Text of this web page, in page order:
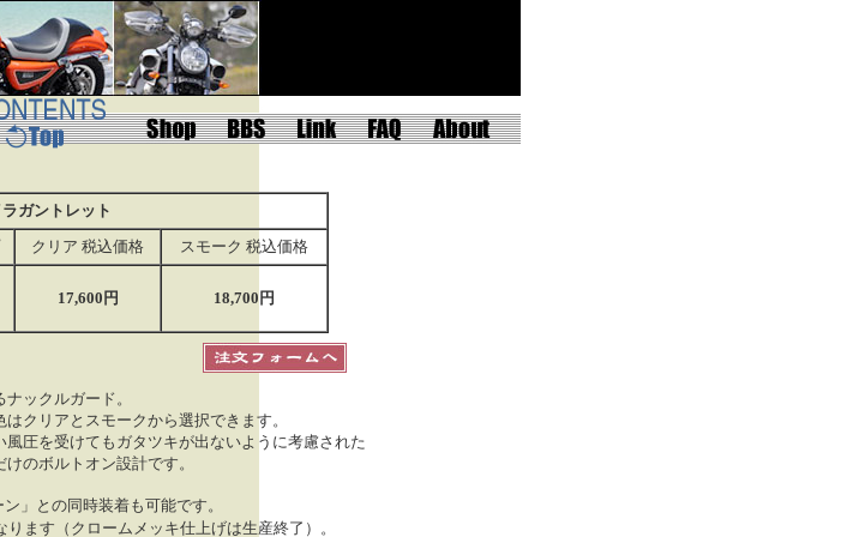
ガントレット
クリア 税込価格
スモーク 税込価格
17,600円
18,700円
ナックルガード。
クリアとスモークから選択できます。
圧を受けてもガタツキが出ないように考慮された
けのボルトオン設計です。
」との同時装着も可能です。
ます（クロームメッキ仕上げは生産終了）。